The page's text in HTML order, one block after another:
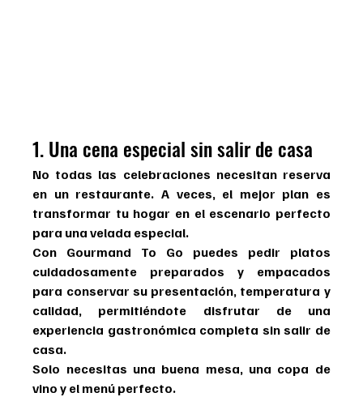
1. Una cena especial sin salir de casa
No todas las celebraciones necesitan reserva
en un restaurante. A veces, el mejor plan es
transformar tu hogar en el escenario perfecto
para una velada especial.
Con Gourmand To Go puedes pedir platos
cuidadosamente preparados y empacados
para conservar su presentación, temperatura y
calidad, permitiéndote disfrutar de una
experiencia gastronómica completa sin salir de
casa.
Solo necesitas una buena mesa, una copa de
vino y el menú perfecto.